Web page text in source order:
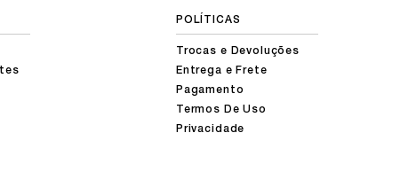
POLÍTICAS
Trocas e Devoluções
Entrega e Frete
Pagamento
Termos De Uso
Privacidade